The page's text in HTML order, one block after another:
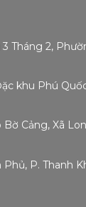
Tháng 2,
khu Phú
Cảng, Xã
P. Thanh